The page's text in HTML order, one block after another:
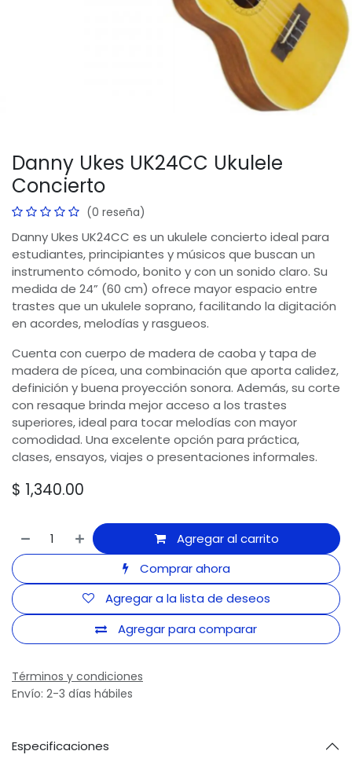
Danny Ukes UK24CC Ukulele
Concierto
(0 reseña)
Danny Ukes UK24CC es un ukulele concierto ideal para
estudiantes, principiantes y músicos que buscan un
instrumento cómodo, bonito y con un sonido claro. Su
medida de 24” (60 cm) ofrece mayor espacio entre
trastes que un ukulele soprano, facilitando la digitación
en acordes, melodías y rasgueos.
Cuenta con cuerpo de madera de caoba y tapa de
madera de pícea, una combinación que aporta calidez,
definición y buena proyección sonora. Además, su corte
con resaque brinda mejor acceso a los trastes
superiores, ideal para tocar melodías con mayor
comodidad. Una excelente opción para práctica,
clases, ensayos, viajes o presentaciones informales.
$ 1,340.00
Agregar al carrito
Comprar ahora
Agregar para comparar
Agregar a la lista de deseos
Términos y condiciones
Envío: 2-3 días hábiles
Especificaciones